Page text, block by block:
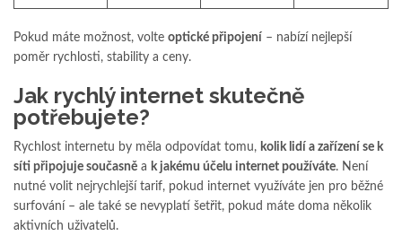
Pokud máte možnost, volte optické připojení – nabízí nejlepší
poměr rychlosti, stability a ceny.
Jak rychlý internet skutečně
potřebujete?
Rychlost internetu by měla odpovídat tomu, kolik lidí a zařízení se k
síti připojuje současně a k jakému účelu internet používáte. Není
nutné volit nejrychlejší tarif, pokud internet využíváte jen pro běžné
surfování – ale také se nevyplatí šetřit, pokud máte doma několik
aktivních uživatelů.